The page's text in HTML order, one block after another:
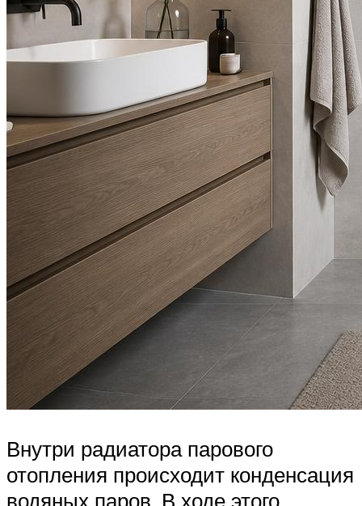
Внутри радиатора парового
отопления происходит конденсация
водяных паров. В ходе этого